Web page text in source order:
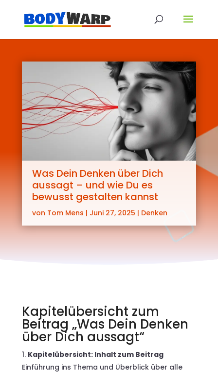
Was Dein Denken über Dich
aussagt – und wie Du es
bewusst gestalten kannst
von Tom Mens | Juni 27, 2025 | Denken
Kapitelübersicht zum
Beitrag „Was Dein Denken
über Dich aussagt“
Kapitelübersicht: Inhalt zum Beitrag
Einführung ins Thema und Überblick über alle